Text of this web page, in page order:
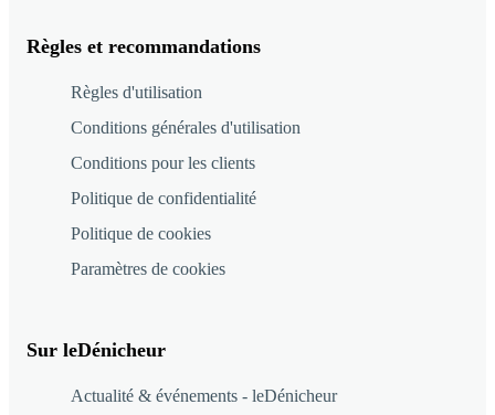
Règles et recommandations
Règles d'utilisation
Conditions générales d'utilisation
Conditions pour les clients
Politique de confidentialité
Politique de cookies
Paramètres de cookies
Sur leDénicheur
Actualité & événements - leDénicheur